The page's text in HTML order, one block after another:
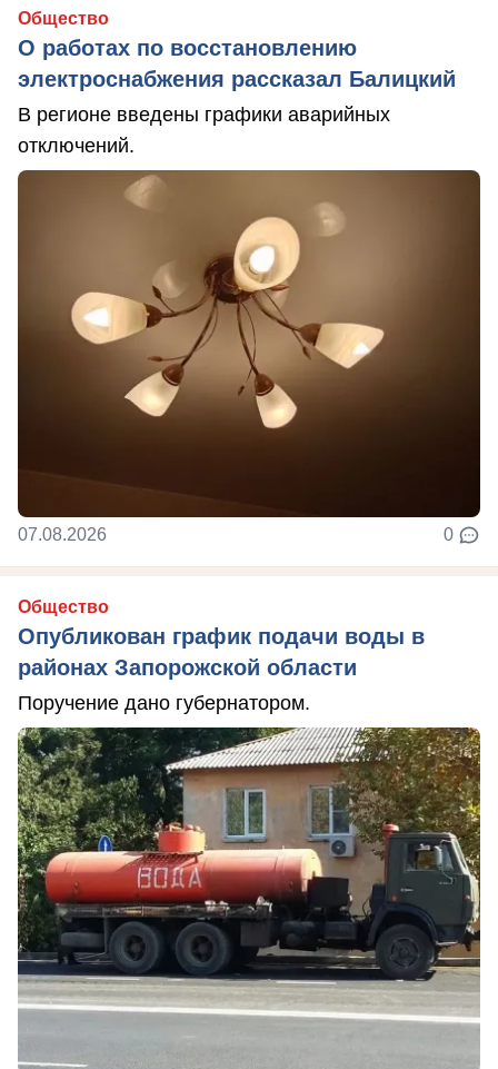
Общество
О работах по восстановлению
электроснабжения рассказал Балицкий
В регионе введены графики аварийных
отключений.
07.08.2026 0
Общество
Опубликован график подачи воды в
районах Запорожской области
Поручение дано губернатором.